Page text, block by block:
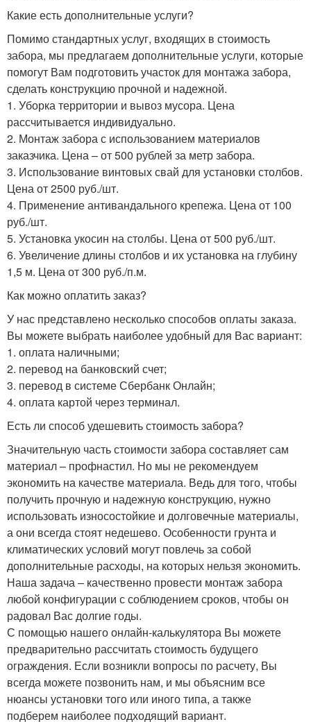
Какие есть дополнительные услуги?
Помимо стандартных услуг, входящих в стоимость
забора, мы предлагаем дополнительные услуги, которые
помогут Вам подготовить участок для монтажа забора,
сделать конструкцию прочной и надежной.
1. Уборка территории и вывоз мусора. Цена
рассчитывается индивидуально.
2. Монтаж забора с использованием материалов
заказчика. Цена – от 500 рублей за метр забора.
3. Использование винтовых свай для установки столбов.
Цена от 2500 руб./шт.
4. Применение антивандального крепежа. Цена от 100
руб./шт.
5. Установка укосин на столбы. Цена от 500 руб./шт.
6. Увеличение длины столбов и их установка на глубину
1,5 м. Цена от 300 руб./п.м.
Как можно оплатить заказ?
У нас представлено несколько способов оплаты заказа.
Вы можете выбрать наиболее удобный для Вас вариант:
1. оплата наличными;
2. перевод на банковский счет;
3. перевод в системе Сбербанк Онлайн;
4. оплата картой через терминал.
Есть ли способ удешевить стоимость забора?
Значительную часть стоимости забора составляет сам
материал – профнастил. Но мы не рекомендуем
экономить на качестве материала. Ведь для того, чтобы
получить прочную и надежную конструкцию, нужно
использовать износостойкие и долговечные материалы,
а они всегда стоят недешево. Особенности грунта и
климатических условий могут повлечь за собой
дополнительные расходы, на которых нельзя экономить.
Наша задача – качественно провести монтаж забора
любой конфигурации с соблюдением сроков, чтобы он
радовал Вас долгие годы.
С помощью нашего онлайн-калькулятора Вы можете
предварительно рассчитать стоимость будущего
ограждения. Если возникли вопросы по расчету, Вы
всегда можете позвонить нам, и мы объясним все
нюансы установки того или иного типа, а также
подберем наиболее подходящий вариант.